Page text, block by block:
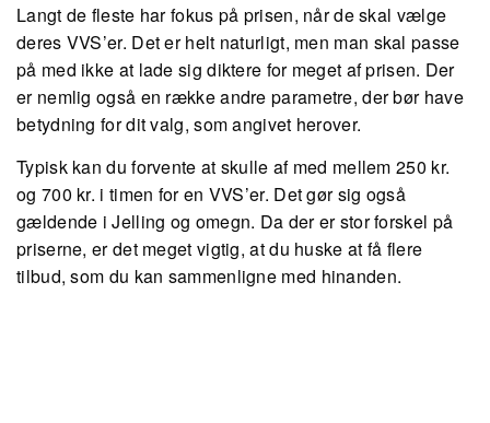
Langt de fleste har fokus på prisen, når de skal vælge
deres VVS’er. Det er helt naturligt, men man skal passe
på med ikke at lade sig diktere for meget af prisen. Der
er nemlig også en række andre parametre, der bør have
betydning for dit valg, som angivet herover.
Typisk kan du forvente at skulle af med mellem 250 kr.
og 700 kr. i timen for en VVS’er. Det gør sig også
gældende i Jelling og omegn. Da der er stor forskel på
priserne, er det meget vigtig, at du huske at få flere
tilbud, som du kan sammenligne med hinanden.